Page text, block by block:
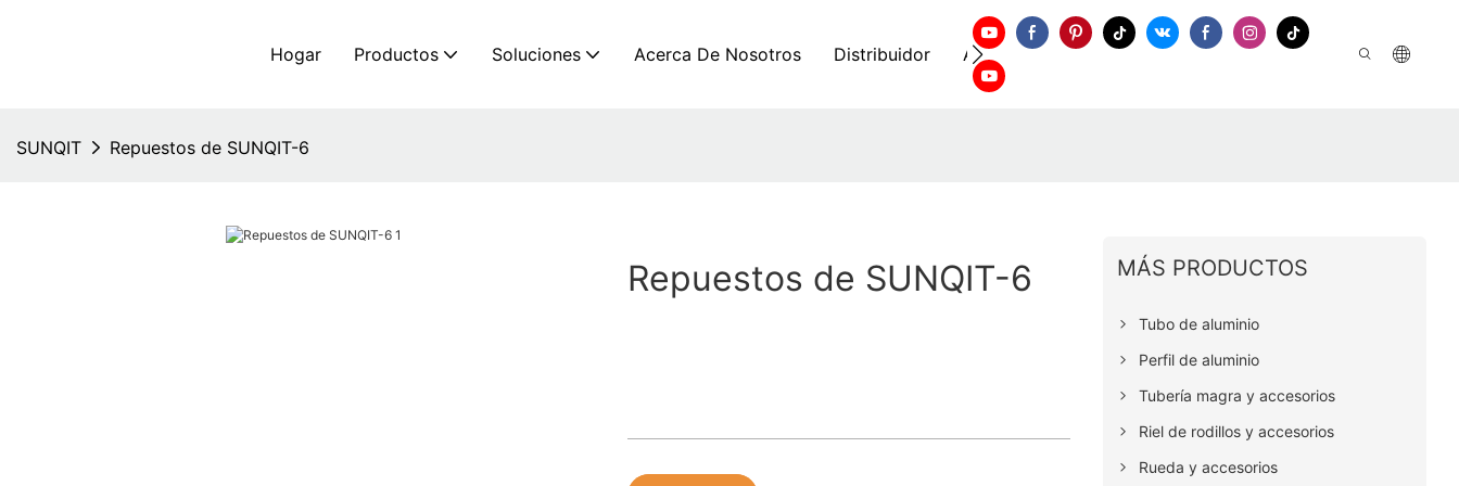
Hogar Productos Soluciones Acerca De Nosotros Distribuidor Apoyo Contáctenos
SUNQIT Repuestos de SUNQIT-6
Repuestos de SUNQIT-6 MÁS PRODUCTOS
Tubo de aluminio
Perfil de aluminio
Tubería magra y accesorios
Riel de rodillos y accesorios
Rueda y accesorios